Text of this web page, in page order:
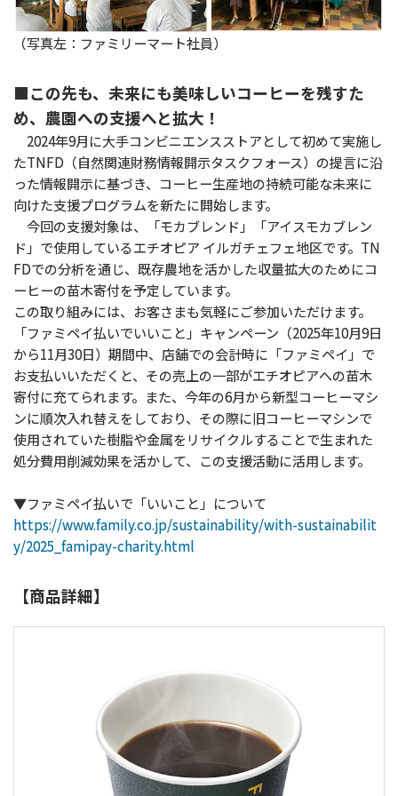
（写真左：ファミリーマート社員）
■この先も、未来にも美味しいコーヒーを残すた
め、農園への支援へと拡大！
2024年9月に大手コンビニエンスストアとして初めて実施し
たTNFD（自然関連財務情報開示タスクフォース）の提言に沿
った情報開示に基づき、コーヒー生産地の持続可能な未来に
向けた支援プログラムを新たに開始します。
今回の支援対象は、「モカブレンド」「アイスモカブレン
ド」で使用しているエチオピア イルガチェフェ地区です。TN
FDでの分析を通じ、既存農地を活かした収量拡大のためにコ
ーヒーの苗木寄付を予定しています。
この取り組みには、お客さまも気軽にご参加いただけます。
「ファミペイ払いでいいこと」キャンペーン（2025年10月9日
から11月30日）期間中、店舗での会計時に「ファミペイ」で
お支払いいただくと、その売上の一部がエチオピアへの苗木
寄付に充てられます。また、今年の6月から新型コーヒーマシ
ンに順次入れ替えをしており、その際に旧コーヒーマシンで
使用されていた樹脂や金属をリサイクルすることで生まれた
処分費用削減効果を活かして、この支援活動に活用します。
▼ファミペイ払いで「いいこと」について
https://www.family.co.jp/sustainability/with-sustainabilit
y/2025_famipay-charity.html
【商品詳細】